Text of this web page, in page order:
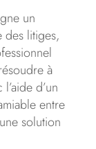
un
des litiges,
à
d’un
entre
solution